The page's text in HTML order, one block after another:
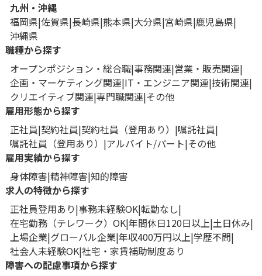
九州・沖縄
福岡県 佐賀県 長崎県 熊本県 大分県 宮崎県 鹿児島県
沖縄県
職種から探す
オープンポジション・総合職 事務関連 営業・販売関連
企画・マーケティング関連 IT・エンジニア関連 技術関連
クリエイティブ関連 専門職関連 その他
雇用形態から探す
正社員 契約社員 契約社員（登用あり）
嘱託社員
嘱託社員（登用あり）
アルバイト/パート その他
雇用実績から探す
身体障害 精神障害 知的障害
求人の特徴から探す
正社員登用あり 事務未経験OK 転勤なし
在宅勤務（テレワーク）OK 年間休日120日以上 土日休み
上場企業 グローバル企業 年収400万円以上 学歴不問
社会人未経験OK 社宅・家賃補助制度あり
障害への配慮事項から探す